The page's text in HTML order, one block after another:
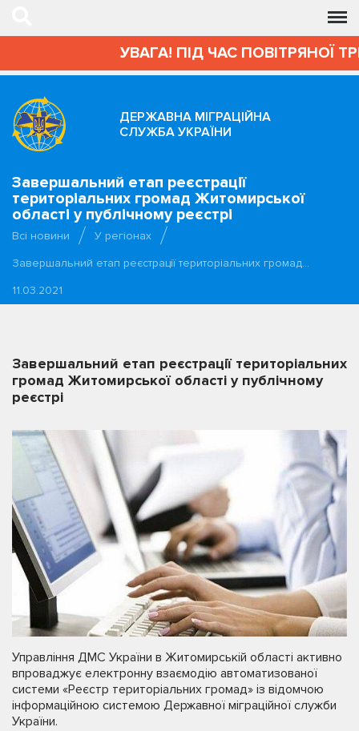
УВАГА! ПІД ЧАС ПОВІТРЯНОЇ
ДЕРЖАВНА МІГРАЦІЙНА
СЛУЖБА УКРАЇНИ
Завершальний етап реєстрації
територіальних громад Житомирської
області у публічному реєстрі
Всі новини
У регіонах
Завершальний етап реєстрації територіальних громад…
11.03.2021
Завершальний етап реєстрації територіальних
громад Житомирської області у публічному
реєстрі
Управління ДМС України в Житомирській області активно
впроваджує електронну взаємодію автоматизованої
системи «Реєстр територіальних громад» із відомчою
інформаційною системою Державної міграційної служби
України.